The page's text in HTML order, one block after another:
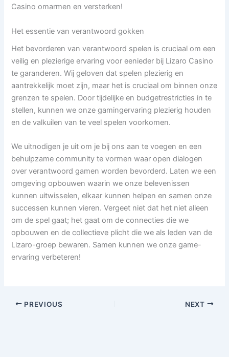
Casino omarmen en versterken!
Het essentie van verantwoord gokken
Het bevorderen van verantwoord spelen is cruciaal om een
veilig en plezierige ervaring voor eenieder bij Lizaro Casino
te garanderen. Wij geloven dat spelen plezierig en
aantrekkelijk moet zijn, maar het is cruciaal om binnen onze
grenzen te spelen. Door tijdelijke en budgetrestricties in te
stellen, kunnen we onze gamingervaring plezierig houden
en de valkuilen van te veel spelen voorkomen.
We uitnodigen je uit om je bij ons aan te voegen en een
behulpzame community te vormen waar open dialogen
over verantwoord gamen worden bevorderd. Laten we een
omgeving opbouwen waarin we onze belevenissen
kunnen uitwisselen, elkaar kunnen helpen en samen onze
successen kunnen vieren. Vergeet niet dat het niet alleen
om de spel gaat; het gaat om de connecties die we
opbouwen en de collectieve plicht die we als leden van de
Lizaro-groep bewaren. Samen kunnen we onze game-
ervaring verbeteren!
PREVIOUS NEXT